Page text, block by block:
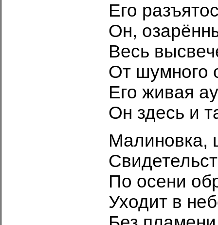
Его
Он,
Весь
От шумного
Его живая
Он здесь и
Малиновка,
По осени
Уходит в